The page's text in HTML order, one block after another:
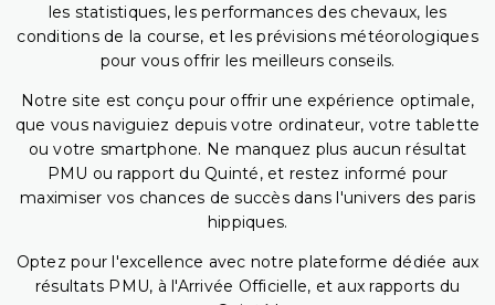
les statistiques, les performances des chevaux, les
conditions de la course, et les prévisions météorologiques
pour vous offrir les meilleurs conseils.
Notre site est conçu pour offrir une expérience optimale,
que vous naviguiez depuis votre ordinateur, votre tablette
ou votre smartphone. Ne manquez plus aucun résultat
PMU ou rapport du Quinté, et restez informé pour
maximiser vos chances de succès dans l'univers des paris
hippiques.
Optez pour l'excellence avec notre plateforme dédiée aux
résultats PMU, à l'Arrivée Officielle, et aux rapports du